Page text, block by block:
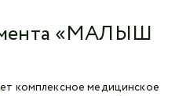
«МАЛЫШ
комплексное медицинское